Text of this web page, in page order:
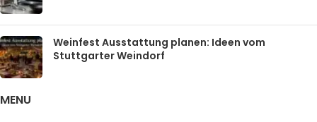
Weinfest Ausstattung planen: Ideen vom
Stuttgarter Weindorf
MENU